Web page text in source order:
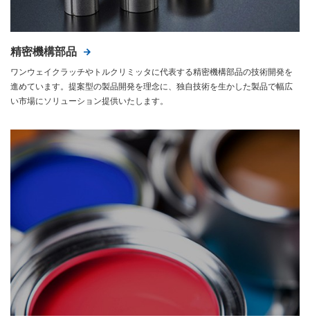
精密機構部品
ワンウェイクラッチやトルクリミッタに代表する精密機構部品の技術開発を
進めています。提案型の製品開発を理念に、独自技術を生かした製品で幅広
い市場にソリューション提供いたします。